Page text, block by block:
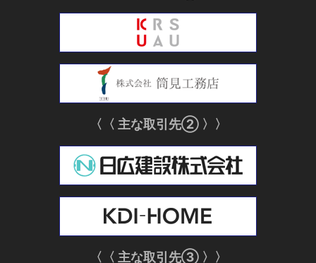
〈〈 主な取引先② 〉〉
〈〈 主な取引先③ 〉〉